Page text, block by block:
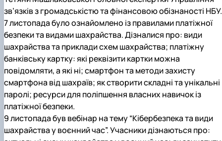
зв’язків з громадськістю та фінансовою обізнаності НБУ.
7 листопада було ознайомлено із правилами платіжної
безпеки та видами шахрайства. Дізналися про: види
шахрайства та приклади схем шахрайства; платіжну
банківську картку: які реквізити картки можна
повідомляти, а які ні; смартфон та методи захисту
смартфона від шахраїв; як створити складні та унікальні
паролі; ресурси для поліпшення власних навичок із
платіжної безпеки.
9 листопада був вебінар на тему “Кібербезпека та види
шахрайства у воєнний час”. Учасники дізнаються про: